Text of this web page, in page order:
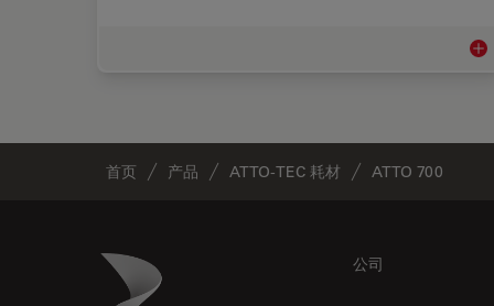
生
首页 产品 ATTO-TEC 耗材 ATTO 700
Danaher Logo 公司